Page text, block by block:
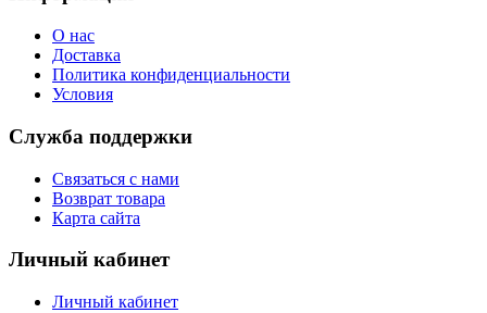
О нас
Доставка
Политика конфиденциальности
Условия
Служба поддержки
Связаться с нами
Возврат товара
Карта сайта
Личный кабинет
Личный кабинет